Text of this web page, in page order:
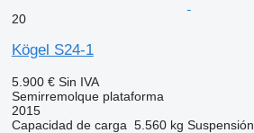
20
Kögel S24-1
5.900 € Sin IVA
Semirremolque plataforma
2015
Capacidad de carga 5.560 kg Suspensión